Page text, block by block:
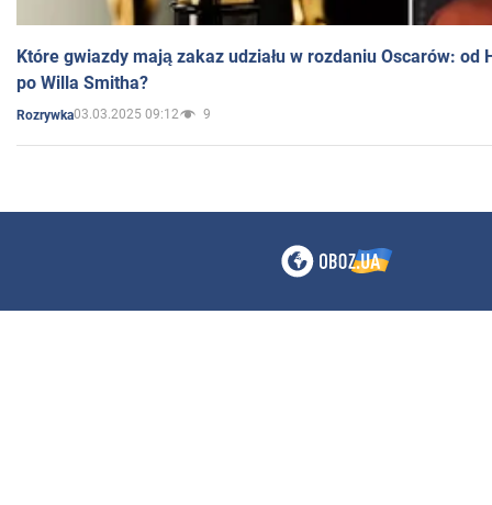
Które gwiazdy mają zakaz udziału w rozdaniu Oscarów: od
po Willa Smitha?
Rozrywka03.03.2025 09:12 9